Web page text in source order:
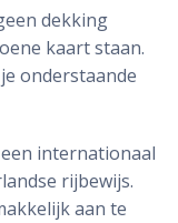
dekking
kaart staan.
onderstaande
internationaal
rijbewijs.
aan te